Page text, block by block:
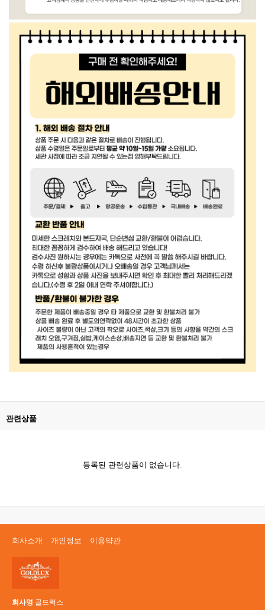
관련상품
등록된 관련상품이 없습니다.
회사소개 개인정보 이용약관
회사명 골드럭스